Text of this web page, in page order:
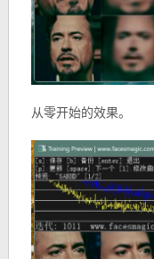
从零开始的效果。